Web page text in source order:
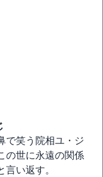
で笑う院相ユ・ジ
の世に永遠の関係
い返す。